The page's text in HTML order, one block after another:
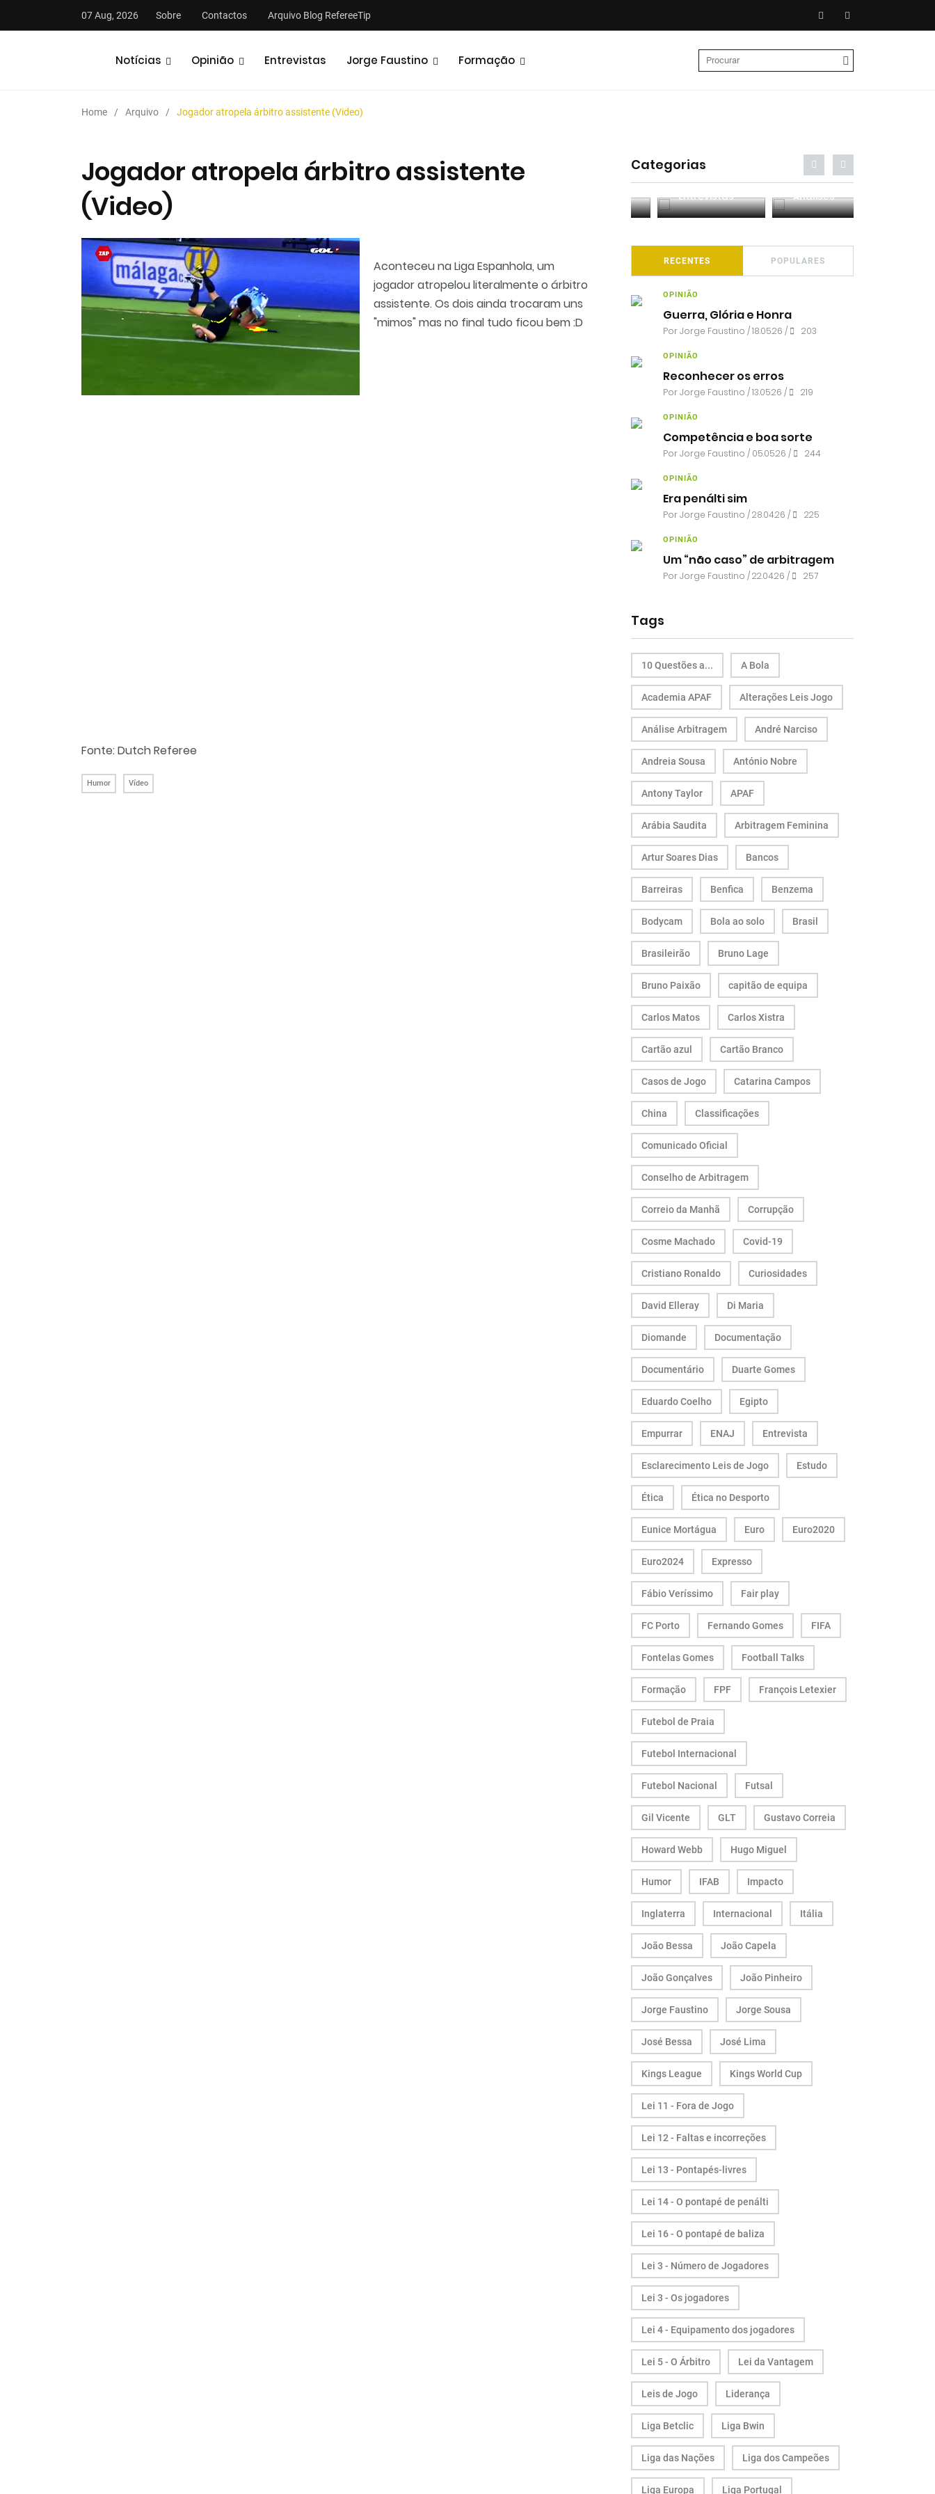
07 Aug, 2026 Sobre Contactos Arquivo Blog RefereeTip
Notícias Opinião Entrevistas Jorge Faustino Formação
Home Arquivo Jogador atropela árbitro assistente (Video)
Jogador atropela árbitro assistente
(Video)
Aconteceu na Liga Espanhola, um
jogador atropelou literalmente o árbitro
assistente. Os dois ainda trocaram uns
"mimos" mas no final tudo ficou bem :D
Fonte: Dutch Referee
Humor Vídeo
Categorias
Análises Entrevistas Análises
RECENTES POPULARES
OPINIÃO
Guerra, Glória e Honra
PorJorge Faustino / 18.05.26 / 203
OPINIÃO
Reconhecer os erros
PorJorge Faustino / 13.05.26 / 219
OPINIÃO
Competência e boa sorte
PorJorge Faustino / 05.05.26 / 244
OPINIÃO
Era penálti sim
PorJorge Faustino / 28.04.26 / 225
OPINIÃO
Um “não caso” de arbitragem
PorJorge Faustino / 22.04.26 / 257
Tags
10 Questões a... A Bola
Academia APAF Alterações Leis Jogo
Análise Arbitragem André Narciso
Andreia Sousa António Nobre
Antony Taylor APAF
Arábia Saudita Arbitragem Feminina
Artur Soares Dias Bancos
Barreiras Benfica Benzema
Bodycam Bola ao solo Brasil
Brasileirão Bruno Lage
Bruno Paixão capitão de equipa
Carlos Matos Carlos Xistra
Cartão azul Cartão Branco
Casos de Jogo Catarina Campos
China Classificações
Comunicado Oficial
Conselho de Arbitragem
Correio da Manhã Corrupção
Cosme Machado Covid-19
Cristiano Ronaldo Curiosidades
David Elleray Di Maria
Diomande Documentação
Documentário Duarte Gomes
Eduardo Coelho Egipto
Empurrar ENAJ Entrevista
Esclarecimento Leis de Jogo Estudo
Ética Ética no Desporto
Eunice Mortágua Euro Euro2020
Euro2024 Expresso
Fábio Veríssimo Fair play
FC Porto Fernando Gomes FIFA
Fontelas Gomes Football Talks
Formação FPF François Letexier
Futebol de Praia
Futebol Internacional
Futebol Nacional Futsal
Gil Vicente GLT Gustavo Correia
Howard Webb Hugo Miguel
Humor IFAB Impacto
Inglaterra Internacional Itália
João Bessa João Capela
João Gonçalves João Pinheiro
Jorge Faustino Jorge Sousa
José Bessa José Lima
Kings League Kings World Cup
Lei 11 - Fora de Jogo
Lei 12 - Faltas e incorreções
Lei 13 - Pontapés-livres
Lei 14 - O pontapé de penálti
Lei 16 - O pontapé de baliza
Lei 3 - Número de Jogadores
Lei 3 - Os jogadores
Lei 4 - Equipamento dos jogadores
Lei 5 - O Árbitro Lei da Vantagem
Leis de Jogo Liderança
Liga Betclic Liga Bwin
Liga das Nações Liga dos Campeões
Liga Europa Liga Portugal